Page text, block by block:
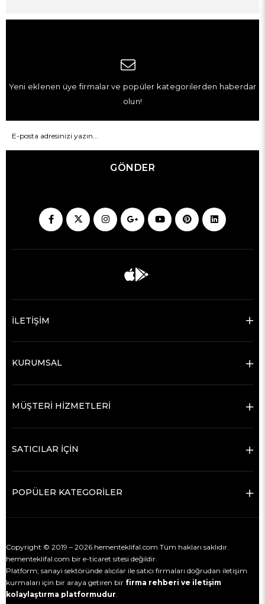
Yeni eklenen üye firmalar ve popüler kategorilerden haberdar
olun!
GÖNDER
İLETİŞİM
KURUMSAL
MÜŞTERİ HİZMETLERİ
SATICILAR İÇİN
POPÜLER KATEGORİLER
Copyright © 2019 – 2026 hementeklifal.com Tüm hakları saklıdır.
hementeklifal.com bir e-ticaret sitesi değildir.
Platform; sanayi sektöründe alıcılar ile satıcı firmaları doğrudan iletişim
kurmaları için bir araya getiren bir firma rehberi ve iletişim
kolaylaştırma platformudur.